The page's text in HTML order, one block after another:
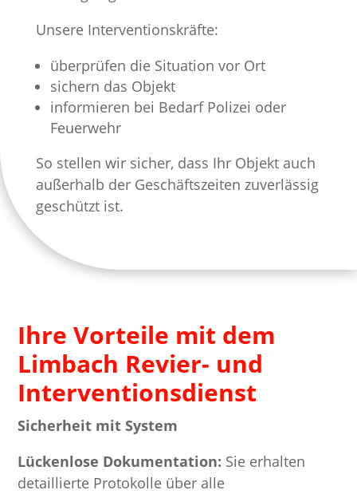
Unsere Interventionskräfte:
überprüfen die Situation vor Ort
sichern das Objekt
informieren bei Bedarf Polizei oder
Feuerwehr
So stellen wir sicher, dass Ihr Objekt auch
außerhalb der Geschäftszeiten zuverlässig
geschützt ist.
Ihre Vorteile mit dem
Limbach Revier- und
Interventionsdienst
Sicherheit mit System
Lückenlose Dokumentation: Sie erhalten
detaillierte Protokolle über alle